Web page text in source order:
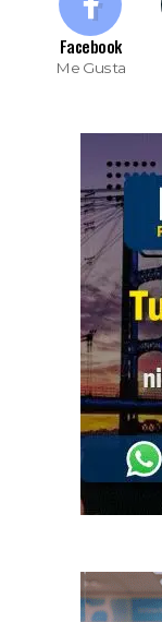
Facebook
Me Gusta